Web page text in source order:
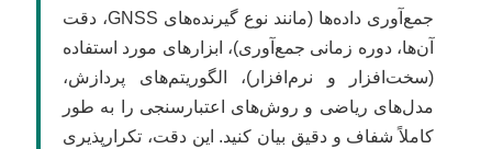
جمع‌آوری داده‌ها (مانند نوع گیرنده‌های GNSS، دقت
آن‌ها، دوره زمانی جمع‌آوری)، ابزارهای مورد استفاده
(سخت‌افزار و نرم‌افزار)، الگوریتم‌های پردازش،
مدل‌های ریاضی و روش‌های اعتبارسنجی را به طور
کاملاً شفاف و دقیق بیان کنید. این دقت، تکرارپذیری